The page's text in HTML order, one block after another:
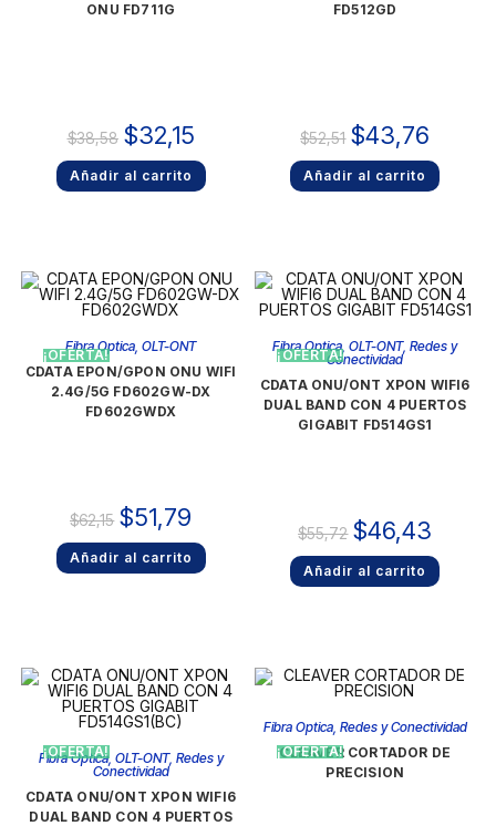
ONU FD711G
$38,58 $32,15
Añadir al carrito
FD512GD
$52,51 $43,76
Añadir al carrito
¡OFERTA!
Fibra Optica,OLT-ONT
CDATA EPON/GPON ONU WIFI
2.4G/5G FD602GW-DX
FD602GWDX
$62,15 $51,79
Añadir al carrito
¡OFERTA!
Fibra Optica,OLT-ONT,Redes y
Conectividad
CDATA ONU/ONT XPON WIFI6
DUAL BAND CON 4 PUERTOS
GIGABIT FD514GS1
$55,72 $46,43
Añadir al carrito
¡OFERTA!
Fibra Optica, OLT-ONT, Redes y
Conectividad
CDATA ONU/ONT XPON WIFI6
DUAL BAND CON 4 PUERTOS
¡OFERTA!
Fibra Optica, Redes y Conectividad
CLEAVER CORTADOR DE
PRECISION